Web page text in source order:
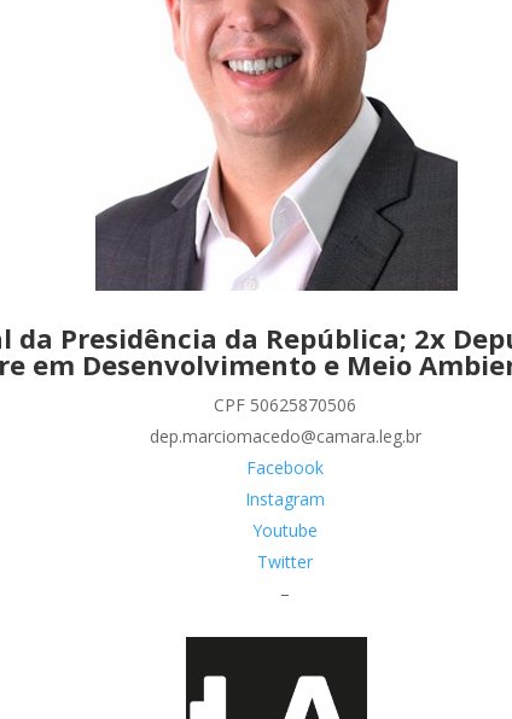
Presidência da República; 2x
em Desenvolvimento e Meio
CPF 50625870506
dep.marciomacedo@camara.leg.br
Facebook
Instagram
Youtube
Twitter
–